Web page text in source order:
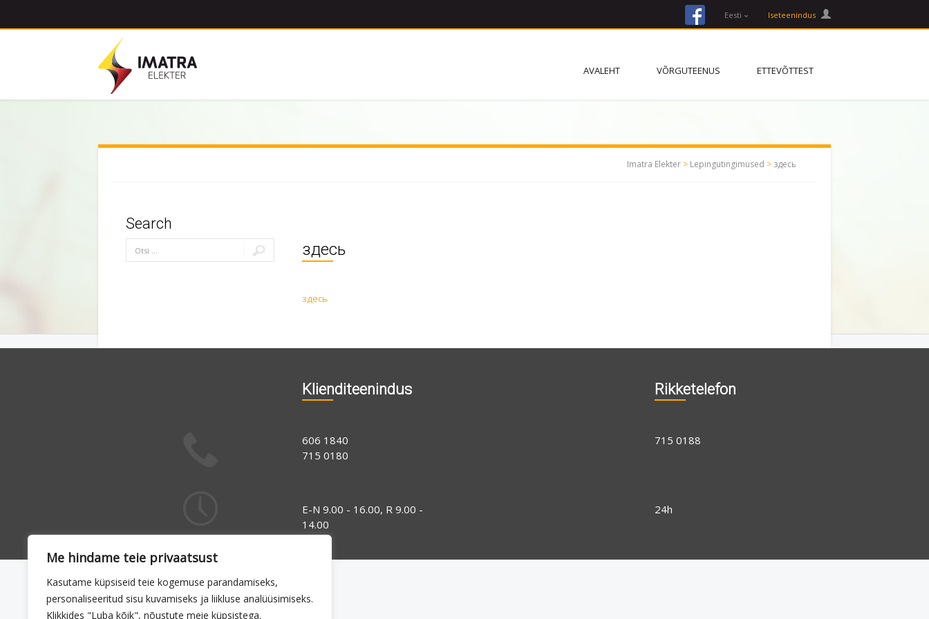
Me hindame teie privaatsust
Kasutame küpsiseid teie kogemuse parandamiseks,
personaliseeritud sisu kuvamiseks ja liikluse analüüsimiseks.
Klikkides "Luba kõik", nõustute meie küpsistega.
facebook Eesti Iseteenindus
AVALEHT VÕRGUTEENUS ETTEVÕTTEST
Imatra Elekter > Lepingutingimused > здесь
Search
здесь
здесь
Klienditeenindus Rikketelefon
606 1840
715 0180
715 0188
E-N 9.00 - 16.00, R 9.00 -
14.00
24h